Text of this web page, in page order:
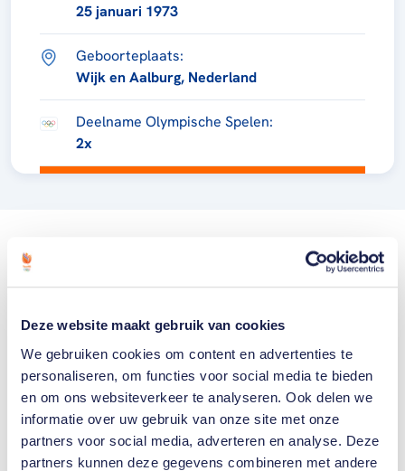
Deze website maakt gebruik van cookies
We gebruiken cookies om content en advertenties te
personaliseren, om functies voor social media te bieden
en om ons websiteverkeer te analyseren. Ook delen we
informatie over uw gebruik van onze site met onze
partners voor social media, adverteren en analyse. Deze
partners kunnen deze gegevens combineren met andere
25 januari 1973
Geboorteplaats:
Wijk en Aalburg, Nederland
Deelname Olympische Spelen:
2x
Welke Nederlanders hebben er
ooit meegedaan aan de
Olympische Spelen?